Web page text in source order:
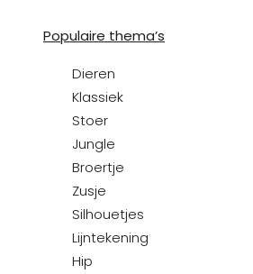
Populaire thema’s
Dieren
Klassiek
Stoer
Jungle
Broertje
Zusje
Silhouetjes
Lijntekening
Hip